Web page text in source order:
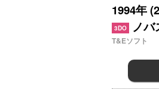
1994年
3DO ノバ
T&Eソフト